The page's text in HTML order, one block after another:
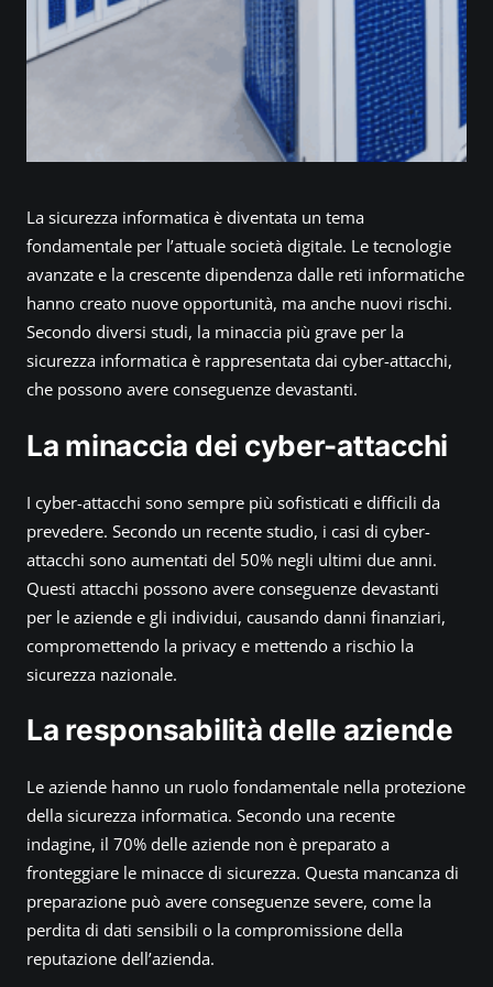
e
l
C
a
o
s
l
i
i
l
e
M
c
c
d
l
P
La sicurezza informatica è diventata un tema
fondamentale per l’attuale società digitale. Le tecnologie
avanzate e la crescente dipendenza dalle reti informatiche
hanno creato nuove opportunità, ma anche nuovi rischi.
Secondo diversi studi, la minaccia più grave per la
sicurezza informatica è rappresentata dai cyber-attacchi,
che possono avere conseguenze devastanti.
La minaccia dei cyber-attacchi
I cyber-attacchi sono sempre più sofisticati e difficili da
prevedere. Secondo un recente studio, i casi di cyber-
attacchi sono aumentati del 50% negli ultimi due anni.
Questi attacchi possono avere conseguenze devastanti
per le aziende e gli individui, causando danni finanziari,
compromettendo la privacy e mettendo a rischio la
sicurezza nazionale.
La responsabilità delle aziende
Le aziende hanno un ruolo fondamentale nella protezione
della sicurezza informatica. Secondo una recente
indagine, il 70% delle aziende non è preparato a
fronteggiare le minacce di sicurezza. Questa mancanza di
preparazione può avere conseguenze severe, come la
perdita di dati sensibili o la compromissione della
reputazione dell’azienda.